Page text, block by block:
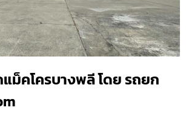
ม็คโครบางพลี โดย รถยก